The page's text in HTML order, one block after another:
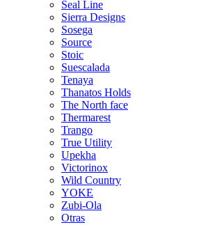
Seal Line
Sierra Designs
Sosega
Source
Stoic
Suescalada
Tenaya
Thanatos Holds
The North face
Thermarest
Trango
True Utility
Upekha
Victorinox
Wild Country
YOKE
Zubi-Ola
Otras